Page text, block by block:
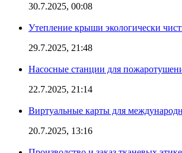
30.7.2025, 00:08
Утепление крыши экологически
29.7.2025, 21:48
Насосные станции для
22.7.2025, 21:14
Виртуальные карты для
20.7.2025, 13:16